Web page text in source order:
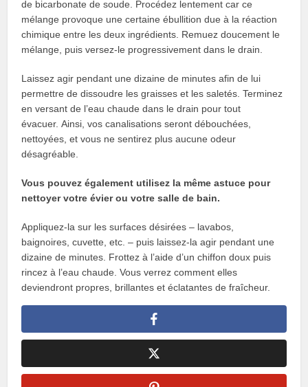
de bicarbonate de soude. Procédez lentement car ce
mélange provoque une certaine ébullition due à la réaction
chimique entre les deux ingrédients. Remuez doucement le
mélange, puis versez-le progressivement dans le drain.
Laissez agir pendant une dizaine de minutes afin de lui
permettre de dissoudre les graisses et les saletés. Terminez
en versant de l’eau chaude dans le drain pour tout
évacuer. Ainsi, vos canalisations seront débouchées,
nettoyées, et vous ne sentirez plus aucune odeur
désagréable.
Vous pouvez également utilisez la même astuce pour
nettoyer votre évier ou votre salle de bain.
Appliquez-la sur les surfaces désirées – lavabos,
baignoires, cuvette, etc. – puis laissez-la agir pendant une
dizaine de minutes. Frottez à l’aide d’un chiffon doux puis
rincez à l’eau chaude. Vous verrez comment elles
deviendront propres, brillantes et éclatantes de fraîcheur.